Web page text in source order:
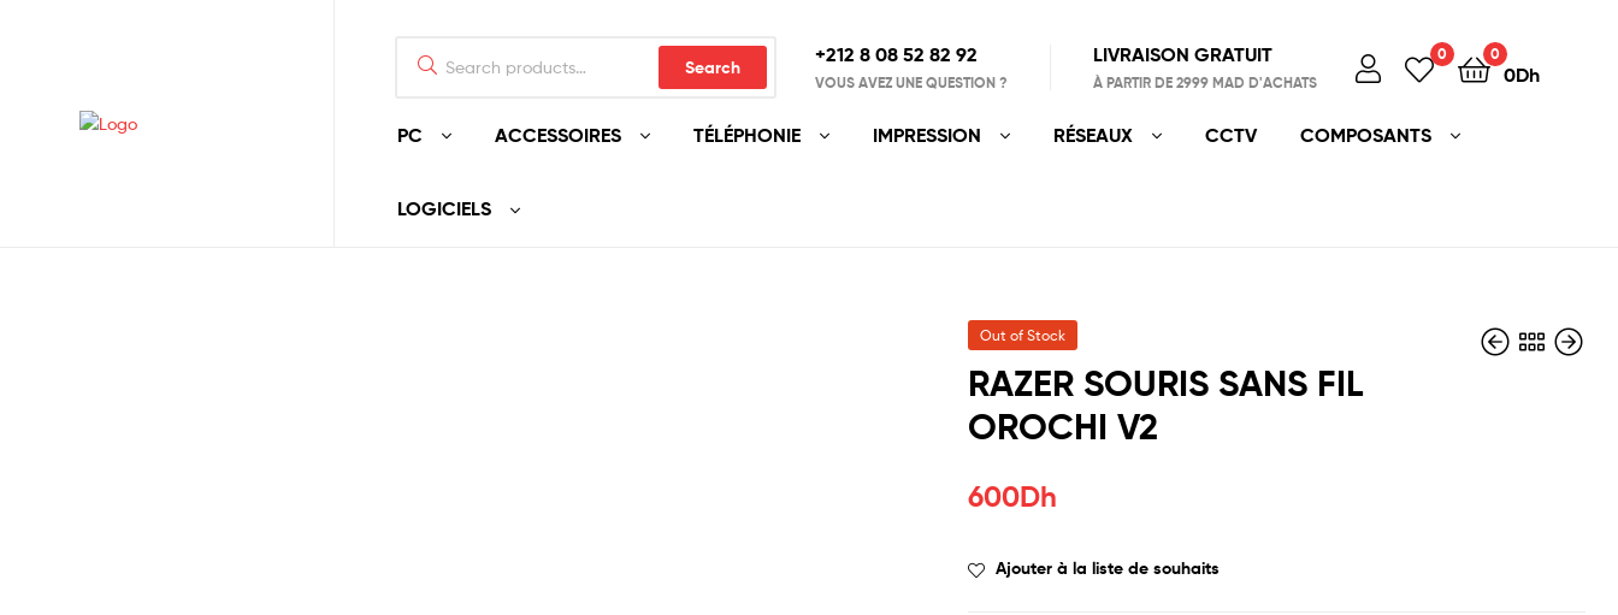
Search
+212 8 08 52 82 92‬
VOUS AVEZ UNE QUESTION ?
LIVRAISON GRATUIT
À PARTIR DE 2999 MAD D'ACHATS
0 0
0Dh
PC ACCESSOIRES TÉLÉPHONIE IMPRESSION RÉSEAUX CCTV COMPOSANTS
LOGICIELS
Out of Stock
RAZER SOURIS SANS FIL
OROCHI V2
600Dh
Ajouter à la liste de souhaits